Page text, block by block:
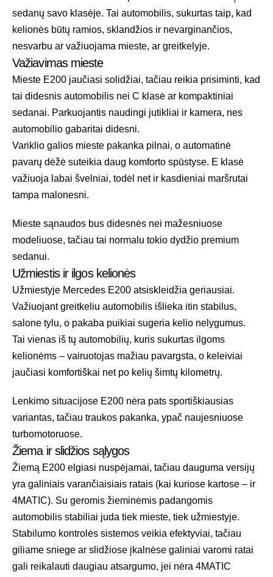
sedanų savo klasėje. Tai automobilis, sukurtas taip, kad
kelionės būtų ramios, sklandžios ir nevarginančios,
nesvarbu ar važiuojama mieste, ar greitkelyje.
Važiavimas mieste
Mieste E200 jaučiasi solidžiai, tačiau reikia prisiminti, kad
tai didesnis automobilis nei C klasė ar kompaktiniai
sedanai. Parkuojantis naudingi jutikliai ir kamera, nes
automobilio gabaritai didesni.
Variklio galios mieste pakanka pilnai, o automatinė
pavarų dėžė suteikia daug komforto spūstyse. E klasė
važiuoja labai švelniai, todėl net ir kasdieniai maršrutai
tampa malonesni.
Mieste sąnaudos bus didesnės nei mažesniuose
modeliuose, tačiau tai normalu tokio dydžio premium
sedanui.
Užmiestis ir ilgos kelionės
Užmiestyje Mercedes E200 atsiskleidžia geriausiai.
Važiuojant greitkeliu automobilis išlieka itin stabilus,
salone tylu, o pakaba puikiai sugeria kelio nelygumus.
Tai vienas iš tų automobilių, kuris sukurtas ilgoms
kelionėms – vairuotojas mažiau pavargsta, o keleiviai
jaučiasi komfortiškai net po kelių šimtų kilometrų.
Lenkimo situacijose E200 nėra pats sportiškiausias
variantas, tačiau traukos pakanka, ypač naujesniuose
turbomotoruose.
Žiema ir slidžios sąlygos
Žiemą E200 elgiasi nuspėjamai, tačiau dauguma versijų
yra galiniais varančiaisiais ratais (kai kuriose kartose – ir
4MATIC). Su geromis žieminėmis padangomis
automobilis stabiliai juda tiek mieste, tiek užmiestyje.
Stabilumo kontrolės sistemos veikia efektyviai, tačiau
giliame sniege ar slidžiose įkalnėse galiniai varomi ratai
gali reikalauti daugiau atsargumo, jei nėra 4MATIC